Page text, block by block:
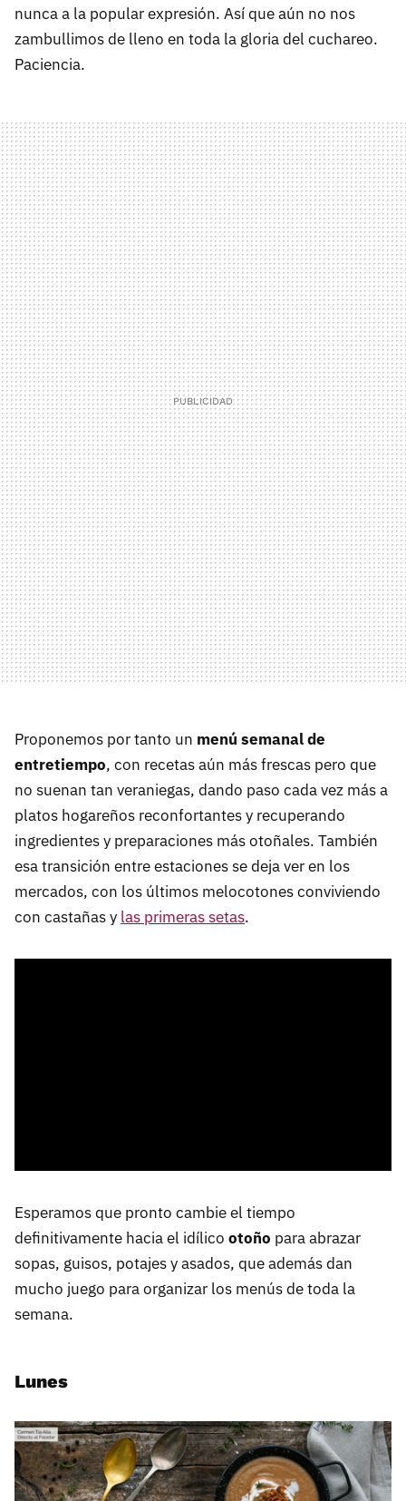
nunca a la popular expresión. Así que aún no nos
zambullimos de lleno en toda la gloria del cuchareo.
Paciencia.
Proponemos por tanto un menú semanal de
entretiempo, con recetas aún más frescas pero que
no suenan tan veraniegas, dando paso cada vez más a
platos hogareños reconfortantes y recuperando
ingredientes y preparaciones más otoñales. También
esa transición entre estaciones se deja ver en los
mercados, con los últimos melocotones conviviendo
con castañas y las primeras setas.
Esperamos que pronto cambie el tiempo
definitivamente hacia el idílico otoño para abrazar
sopas, guisos, potajes y asados, que además dan
mucho juego para organizar los menús de toda la
semana.
Lunes